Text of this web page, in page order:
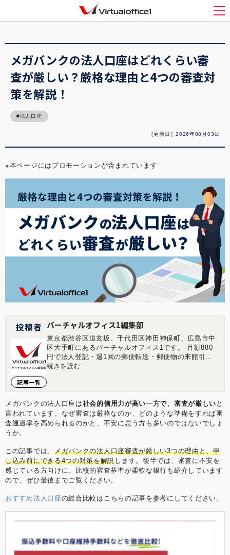
メ
バーチャルオフィス1(Virtualoffice1)
メガバンクの法人口座はどれくらい審
査が厳しい？厳格な理由と4つの審査対策を解説！
メガバンクの法人口座はどれくらい審
査が厳しい？厳格な理由と4つの審査対
策を解説！
法人口座
［更新日］2026年08月03日
※本ページにはプロモーションが含まれています
投稿者
記事一覧
バーチャルオフィス1編集部
東京都渋谷区道玄坂、千代田区神田神保町、広島市中
区大手町にあるバーチャルオフィス1です。 月額880
円で法人登記・週1回の郵便転送・郵便物の来館引取
ができる起業家やフリーランスのためのバーチャルオ
ビル8B バーチャルオフィス1神保町店 東京都千代田
区神田神保町2-10-31 IWビル1F バーチャルオフィス1
広島店 広島県広島市中区大手町1-1-20 相生橋ビル7階
続きを読む
メガバンクの法人口座は社会的信用力が高い一方で、審査が厳しい と
言われています。なぜ審査は厳格なのか、どのような準備をすれば審
査通過率を高められるのかと、不安に思う方も多いのではないでしょ
うか。
この記事では、 メガバンクの法人口座審査が厳しい3つの理由と、申
し込み前にできる4つの対策を解説します。後半では、審査に不安を
感じている方向けに、比較的審査基準が柔軟な銀行も紹介しています
ので、ぜひ最後までご覧ください。
おすすめ法人口座の総合比較はこちらの記事を参考にしてください。